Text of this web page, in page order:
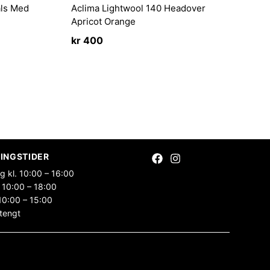
Med
Aclima Lightwool 140 Headover
Apricot Orange
kr400
kl. 10:00 – 16:00
– 18:00
– 15:00